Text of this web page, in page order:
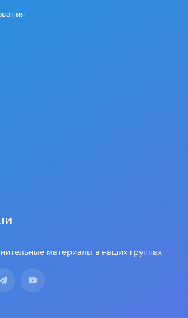
материалы в наших группах